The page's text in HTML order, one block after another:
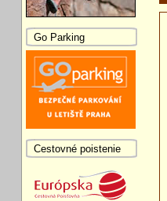
Go Parking
Cestovné poistenie